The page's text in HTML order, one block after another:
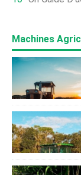
Machines